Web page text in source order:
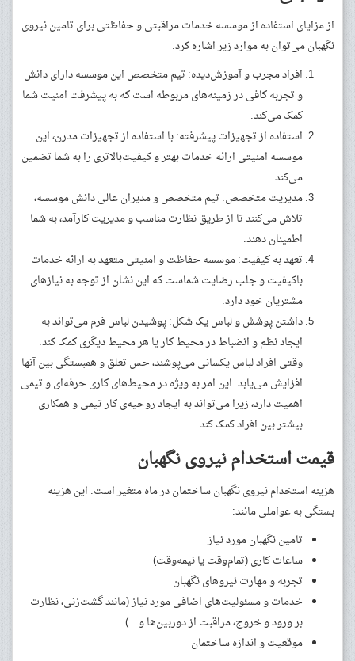
از مزایای استفاده از موسسه خدمات مراقبتی و حفاظتی برای تامین نیروی
نگهبان می‌توان به موارد زیر اشاره کرد:
افراد مجرب و آموزش‌دیده: تیم متخصص این موسسه دارای دانش
و تجربه کافی در زمینه‌های مربوطه است که به پیشرفت امنیت شما
کمک می‌کند.
استفاده از تجهیزات پیشرفته: با استفاده از تجهیزات مدرن، این
موسسه امنیتی ارائه خدمات بهتر و کیفیت‌بالاتری را به شما تضمین
می‌کند.
مدیریت متخصص: تیم متخصص و مدیران عالی دانش موسسه،
تلاش می‌کنند تا از طریق نظارت مناسب و مدیریت کارآمد، به شما
اطمینان دهند.
تعهد به کیفیت: موسسه حفاظت و امنیتی متعهد به ارائه خدمات
باکیفیت و جلب رضایت شماست که این نشان از توجه به نیازهای
مشتریان خود دارد.
داشتن پوشش و لباس یک شکل: پوشیدن لباس فرم می‌تواند به
ایجاد نظم و انضباط در محیط کار یا هر محیط دیگری کمک کند.
وقتی افراد لباس یکسانی می‌پوشند، حس تعلق و همبستگی بین آنها
افزایش می‌یابد. این امر به ویژه در محیط‌های کاری حرفه‌ای و تیمی
اهمیت دارد، زیرا می‌تواند به ایجاد روحیه‌ی کار تیمی و همکاری
بیشتر بین افراد کمک کند.
قیمت استخدام نیروی نگهبان
هزینه استخدام نیروی نگهبان ساختمان در ماه متغیر است. این هزینه
بستگی به عواملی مانند:
تامین نگهبان مورد نیاز
ساعات کاری (تمام‌وقت یا نیمه‌وقت)
تجربه و مهارت نیروهای نگهبان
خدمات و مسئولیت‌های اضافی مورد نیاز (مانند گشت‌زنی، نظارت
بر ورود و خروج، مراقبت از دوربین‌ها و…)
موقعیت و اندازه ساختمان